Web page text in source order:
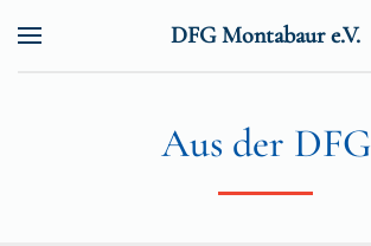
DFG Montabaur e.V.
Aus der DFG